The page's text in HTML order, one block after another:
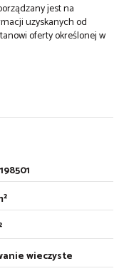
jest na
uzyskanych od
oferty określonej w
wieczyste